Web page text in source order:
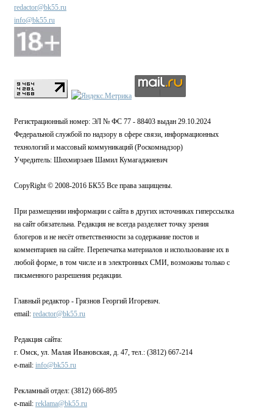
redactor@bk55.ru
info@bk55.ru
Регистрационный номер: ЭЛ № ФС 77 - 88403 выдан 29.10.2024
Федеральной службой по надзору в сфере связи, информационных
технологий и массовый коммуникаций (Роскомнадзор)
Учредитель: Шихмирзаев Шамил Кумагаджиевич
CopyRight © 2008-2016 БК55 Все права защищены.
При размещении информации с сайта в других источниках гиперссылка
на сайт обязательна. Редакция не всегда разделяет точку зрения
блогеров и не несёт ответственности за содержание постов и
комментариев на сайте. Перепечатка материалов и использование их в
любой форме, в том числе и в электронных СМИ, возможны только с
письменного разрешения редакции.
Главный редактор - Грязнов Георгий Игоревич.
email: redactor@bk55.ru
Редакция сайта:
г. Омск, ул. Малая Ивановская, д. 47, тел.: (3812) 667-214
e-mail: info@bk55.ru
Рекламный отдел: (3812) 666-895
e-mail: reklama@bk55.ru